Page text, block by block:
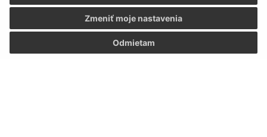
Odmietam
Zmeniť moje nastavenia